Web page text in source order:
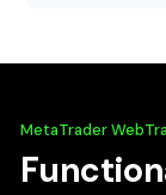
MetaTrader